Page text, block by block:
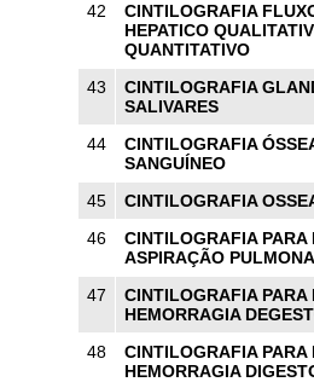
42
CINTILOGRAFIA
HEPATICO
QUANTITATIVO
43
CINTILOGRAFIA
SALIVARES
44
CINTILOGRAFIA
SANGUÍNEO
45
CINTILOGRAFIA
46
CINTILOGRAFIA PARA
ASPIRAÇÃO
47
CINTILOGRAFIA PARA
HEMORRAGIA
48
CINTILOGRAFIA PARA
HEMORRAGIA